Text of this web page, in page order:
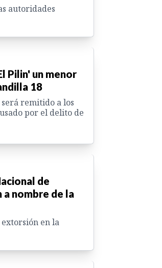
autoridades
Pilin' un menor
18
remitido a los
por el delito de
de
nombre de la
en la